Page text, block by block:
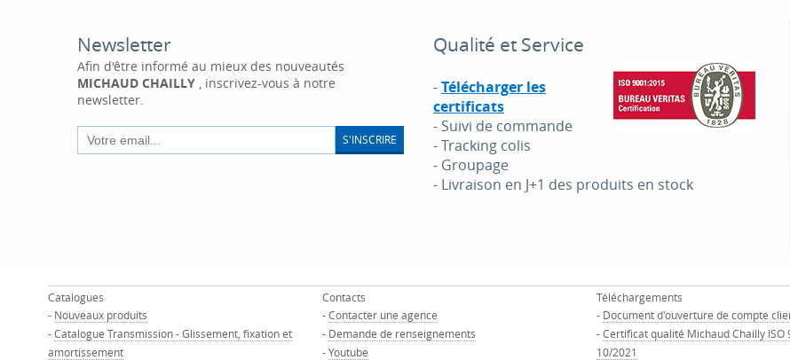
Newsletter
Afin d'être informé au mieux des nouveautés
MICHAUD CHAILLY, inscrivez-vous à notre
newsletter.
S'INSCRIRE
Qualité et Service
-Télécharger les
certificats
- Suivi de commande
- Tracking colis
- Groupage
- Livraison en J+1 des produits en stock
Catalogues
- Nouveaux produits
-Catalogue Transmission - Glissement, fixation et
amortissement
Contacts
-Contacter une agence
- Demande de renseignements
-Youtube
Téléchargements
- Document d'ouverture de compte
-Certificat qualité Michaud Chailly ISO
10/2021